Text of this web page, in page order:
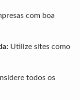
com boa
Utilize sites como
todos os